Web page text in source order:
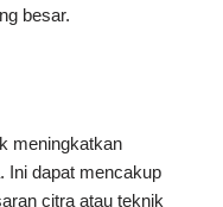
besar.
meningkatkan
Ini dapat mencakup
citra atau teknik